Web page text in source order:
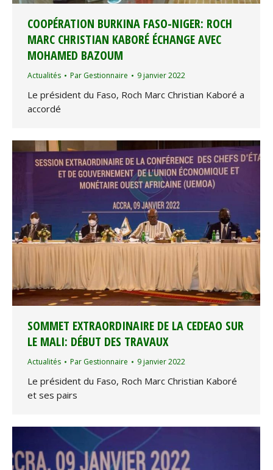
COOPÉRATION BURKINA FASO-NIGER: ROCH
MARC CHRISTIAN KABORÉ ÉCHANGE AVEC
MOHAMED BAZOUM
Actualités Par Gestionnaire 9 janvier 2022
Le président du Faso, Roch Marc Christian Kaboré a
accordé
SOMMET EXTRAORDINAIRE DE LA CEDEAO SUR
LE MALI: DÉBUT DES TRAVAUX
Actualités Par Gestionnaire 9 janvier 2022
Le président du Faso, Roch Marc Christian Kaboré
et ses pairs